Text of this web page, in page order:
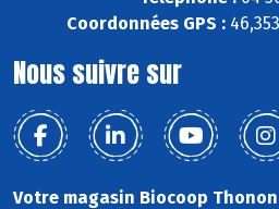
Coordonnées GPS :
Nous suivre sur
Votre magasin Biocoop